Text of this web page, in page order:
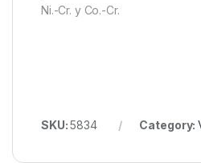
Ni.-Cr. y Co.-Cr.
SKU:5834 Category: